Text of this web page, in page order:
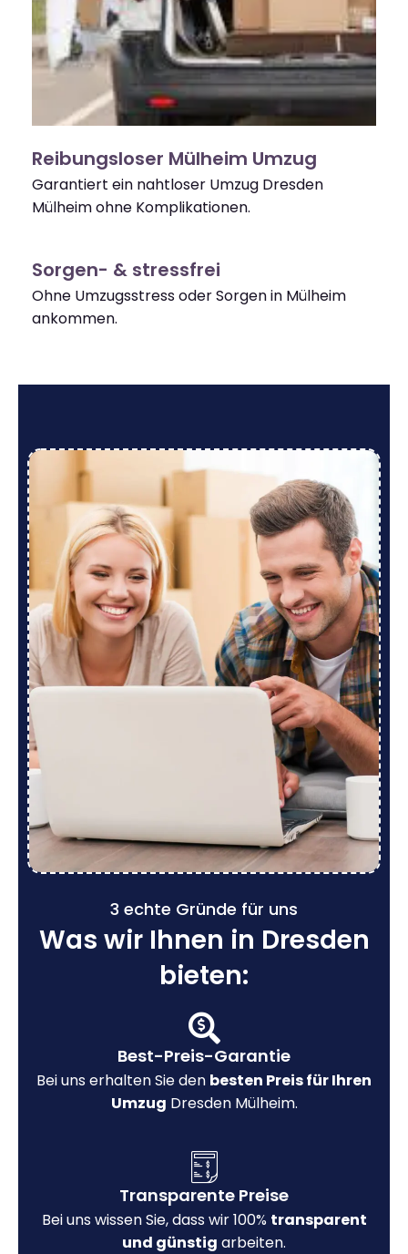
Reibungsloser Mülheim Umzug
Garantiert ein nahtloser Umzug Dresden
Mülheim ohne Komplikationen.
Sorgen- & stressfrei
Ohne Umzugsstress oder Sorgen in Mülheim
ankommen.
3 echte Gründe für uns
Was wir Ihnen in Dresden
bieten:
Best-Preis-Garantie
Bei uns erhalten Sie den besten Preis für Ihren
Umzug Dresden Mülheim.
Transparente Preise
Bei uns wissen Sie, dass wir 100% transparent
und günstig arbeiten.